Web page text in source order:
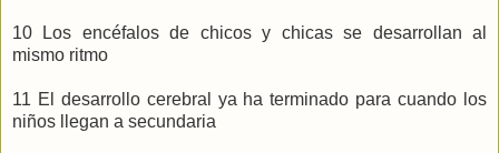
10 Los encéfalos de chicos y chicas se desarrollan al
mismo ritmo
11 El desarrollo cerebral ya ha terminado para cuando los
niños llegan a secundaria